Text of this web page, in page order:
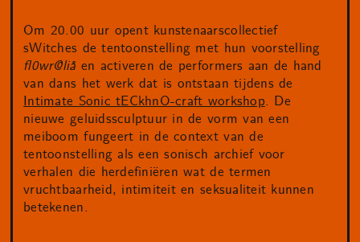
Om 20.00 uur opent kunstenaarscollectief
sWitches de tentoonstelling met hun voorstelling
fl0wr@liå en activeren de performers aan de hand
van dans het werk dat is ontstaan tijdens de
Intimate Sonic tECkhnO-craft workshop. De
nieuwe geluidssculptuur in de vorm van een
meiboom fungeert in de context van de
tentoonstelling als een sonisch archief voor
verhalen die herdefiniëren wat de termen
vruchtbaarheid, intimiteit en seksualiteit kunnen
betekenen.